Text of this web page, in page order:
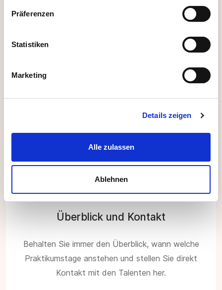
Präferenzen
Statistiken
Marketing
Details zeigen
Alle zulassen
Ablehnen
Fahrtweg Check (inkl. Öffis)
Überblick und Kontakt
Behalten Sie immer den Überblick, wann welche
Praktikumstage anstehen und stellen Sie direkt
Kontakt mit den Talenten her.